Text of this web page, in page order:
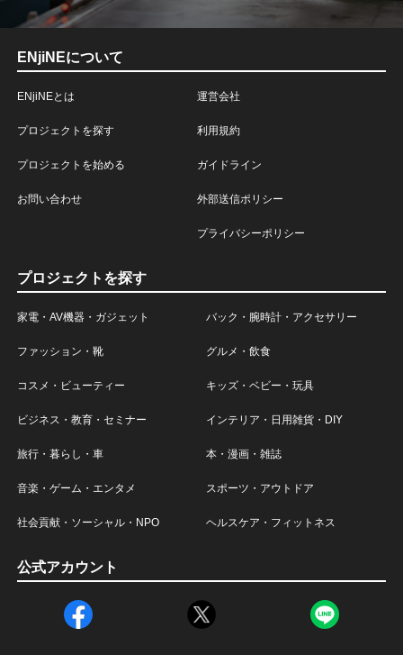
ENjiNEについて
ENjiNEとは
プロジェクトを探す
プロジェクトを始める
お問い合わせ
運営会社
利用規約
ガイドライン
外部送信ポリシー
プライバシーポリシー
プロジェクトを探す
家電・AV機器・ガジェット バック・腕時計・アクセサリー
ファッション・靴 グルメ・飲食
コスメ・ビューティー キッズ・ベビー・玩具
ビジネス・教育・セミナー インテリア・日用雑貨・DIY
旅行・暮らし・車 本・漫画・雑誌
音楽・ゲーム・エンタメ スポーツ・アウトドア
社会貢献・ソーシャル・NPO ヘルスケア・フィットネス
公式アカウント